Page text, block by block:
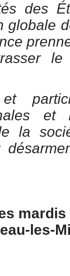
des
globale
le
et
la
mardis
les-